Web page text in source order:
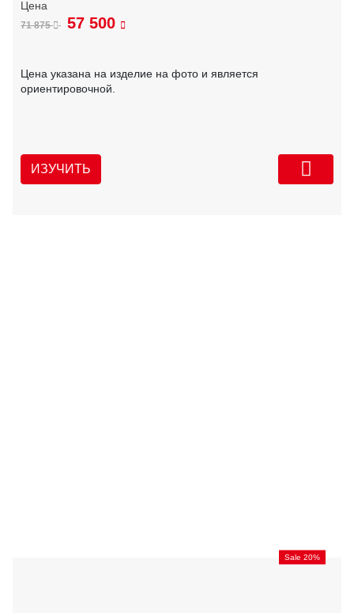
71 875 57 500
Цена указана на изделие на фото и является
ориентировочной.
ИЗУЧИТЬ
Sale 20%